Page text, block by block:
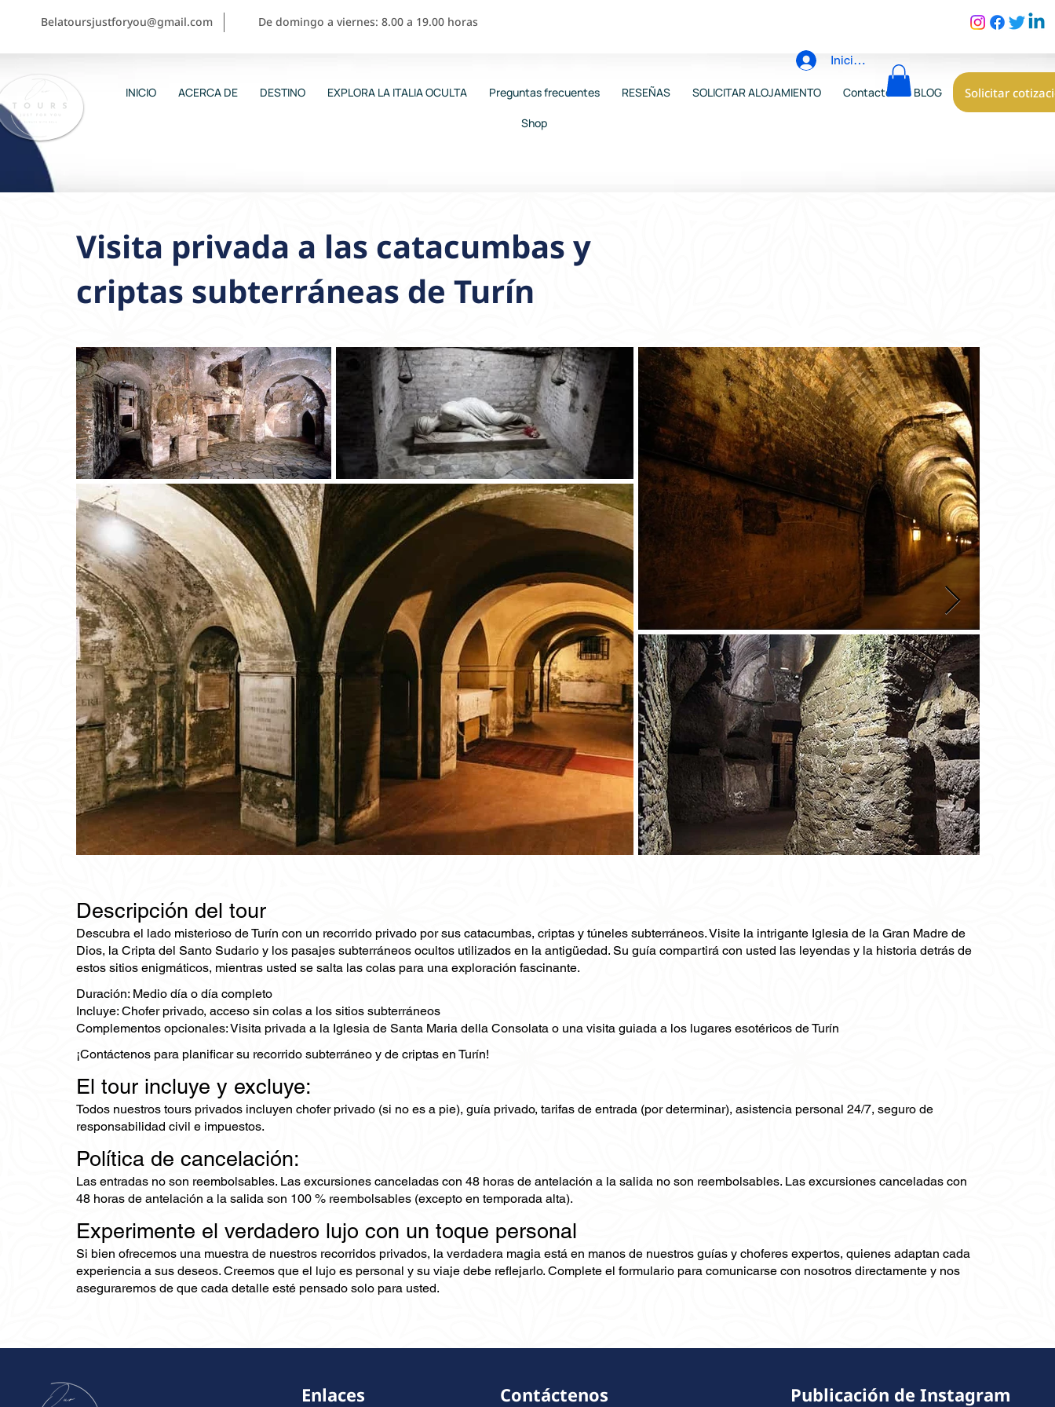
Belatoursjustforyou@gmail.com De domingo a viernes: 8.00 a 19.00 horas
INICIO ACERCA DE DESTINO EXPLORA LA ITALIA OCULTA Preguntas frecuentes RESEÑAS SOLICITAR ALOJAMIENTO Contacto BLOG
Shop
Solicitar
Iniciar sesión
Visita privada a las catacumbas y
criptas subterráneas de Turín
Descripción del tour
Descubra el lado misterioso de Turín con un recorrido privado por sus catacumbas, criptas y túneles subterráneos. Visite la intrigante Iglesia de la Gran Madre de
Dios, la Cripta del Santo Sudario y los pasajes subterráneos ocultos utilizados en la antigüedad. Su guía compartirá con usted las leyendas y la historia detrás de
estos sitios enigmáticos, mientras usted se salta las colas para una exploración fascinante.
Duración: Medio día o día completo
Incluye: Chofer privado, acceso sin colas a los sitios subterráneos
Complementos opcionales: Visita privada a la Iglesia de Santa Maria della Consolata o una visita guiada a los lugares esotéricos de Turín
¡Contáctenos para planificar su recorrido subterráneo y de criptas en Turín!
El tour incluye y excluye:
Todos nuestros tours privados incluyen chofer privado (si no es a pie), guía privado, tarifas de entrada (por determinar), asistencia personal 24/7, seguro de
responsabilidad civil e impuestos.
Política de cancelación:
Las entradas no son reembolsables. Las excursiones canceladas con 48 horas de antelación a la salida no son reembolsables. Las excursiones canceladas con
48 horas de antelación a la salida son 100 % reembolsables (excepto en temporada alta).
Experimente el verdadero lujo con un toque personal
Si bien ofrecemos una muestra de nuestros recorridos privados, la verdadera magia está en manos de nuestros guías y choferes expertos, quienes adaptan cada
experiencia a sus deseos. Creemos que el lujo es personal y su viaje debe reflejarlo. Complete el formulario para comunicarse con nosotros directamente y nos
aseguraremos de que cada detalle esté pensado solo para usted.
Enlaces Contáctenos Publicación de Instagram